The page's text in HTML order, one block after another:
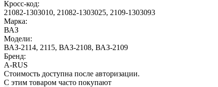
Кросс-код:
21082-1303010, 21082-1303025, 2109-1303093
Марка:
ВАЗ
Модели:
ВАЗ-2114, 2115, ВАЗ-2108, ВАЗ-2109
Бренд:
A-RUS
Стоимость доступна после авторизации.
С этим товаром часто покупают